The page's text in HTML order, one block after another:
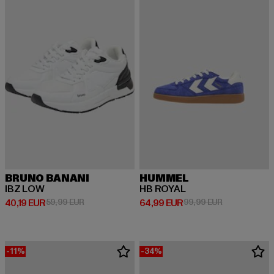
BRUNO BANANI
IBZ LOW
40,19 EUR
Derzeitiger Preis: 40,19 EUR
59,99 EURAktionspreis: 59,99 EUR
HUMMEL
HB ROYAL
64,99 EUR
Derzeitiger Preis: 64,99 EUR
99,99 EURAktionspreis:
-11% -34%